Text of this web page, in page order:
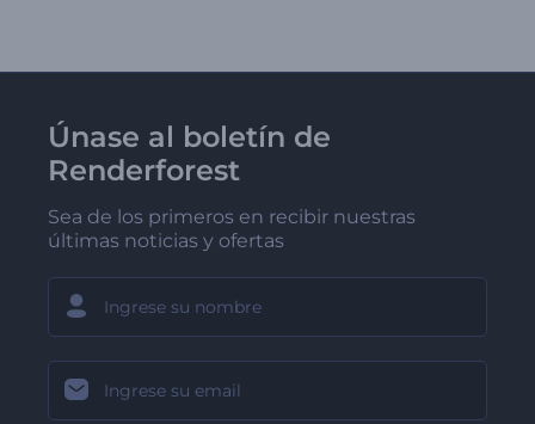
Únase al boletín de
Renderforest
Sea de los primeros en recibir nuestras
últimas noticias y ofertas